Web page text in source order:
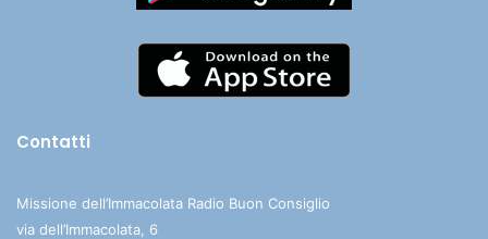
Contatti
Missione dell’Immacolata Radio Buon Consiglio
via dell’Immacolata, 6